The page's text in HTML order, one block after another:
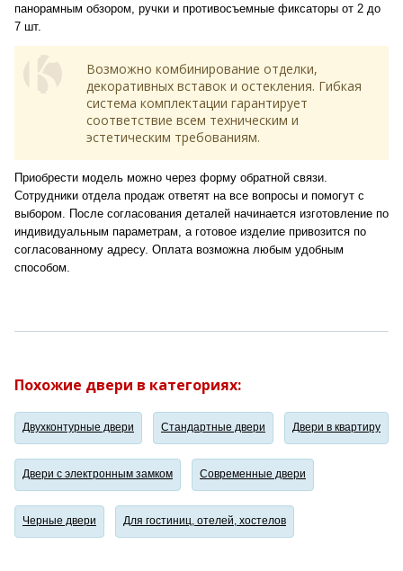
панорамным обзором, ручки и противосъемные фиксаторы от 2 до
7 шт.
Возможно комбинирование отделки,
декоративных вставок и остекления. Гибкая
система комплектации гарантирует
соответствие всем техническим и
эстетическим требованиям.
Приобрести модель можно через форму обратной связи.
Сотрудники отдела продаж ответят на все вопросы и помогут с
выбором. После согласования деталей начинается изготовление по
индивидуальным параметрам, а готовое изделие привозится по
согласованному адресу. Оплата возможна любым удобным
способом.
Похожие двери в категориях:
Двухконтурные двери Стандартные двери Двери в квартиру
Двери с электронным замком Современные двери
Черные двери Для гостиниц, отелей, хостелов